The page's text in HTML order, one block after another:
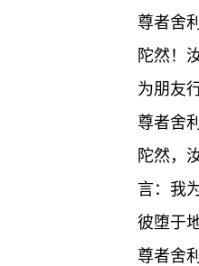
尊者舍
陀然！
为朋友
尊者舍
陀然，
言：我
彼堕于
尊者舍